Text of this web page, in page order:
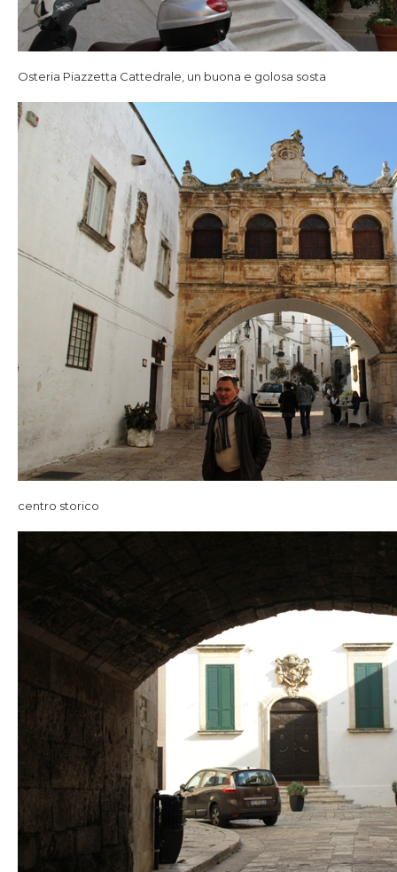
Osteria Piazzetta Cattedrale, un buona e golosa sosta
centro storico